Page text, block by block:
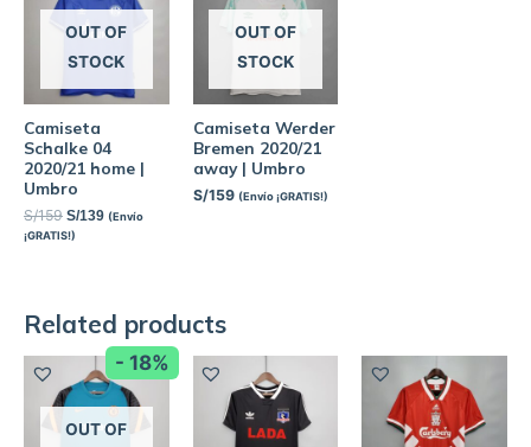
OUT OF
STOCK
Camiseta
Schalke 04
2020/21 home |
Umbro
S/159 S/139 (Envío
¡GRATIS!)
OUT OF
STOCK
Camiseta Werder
Bremen 2020/21
away | Umbro
S/159 (Envío ¡GRATIS!)
Related products
- 18%
OUT OF